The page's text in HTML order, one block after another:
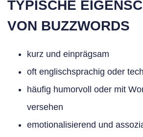
TYPISCHE
VON BUZZWORDS
kurz und einprägsam
oft englischsprachig oder
häufig humorvoll oder mit
versehen
emotionalisierend und